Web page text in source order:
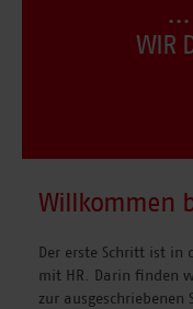
…
WIR
Willkommen
Der erste Schritt ist in
mit HR. Darin finden
zur ausgeschriebenen